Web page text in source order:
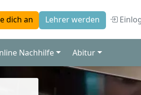
dich an Lehrer werden
Nachhilfe Abitur